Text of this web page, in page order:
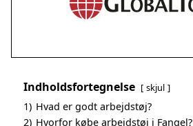
Indholdsfortegnelse skjul
1) Hvad er godt arbejdstøj?
2) Hvorfor købe arbejdstøj i Fangel?